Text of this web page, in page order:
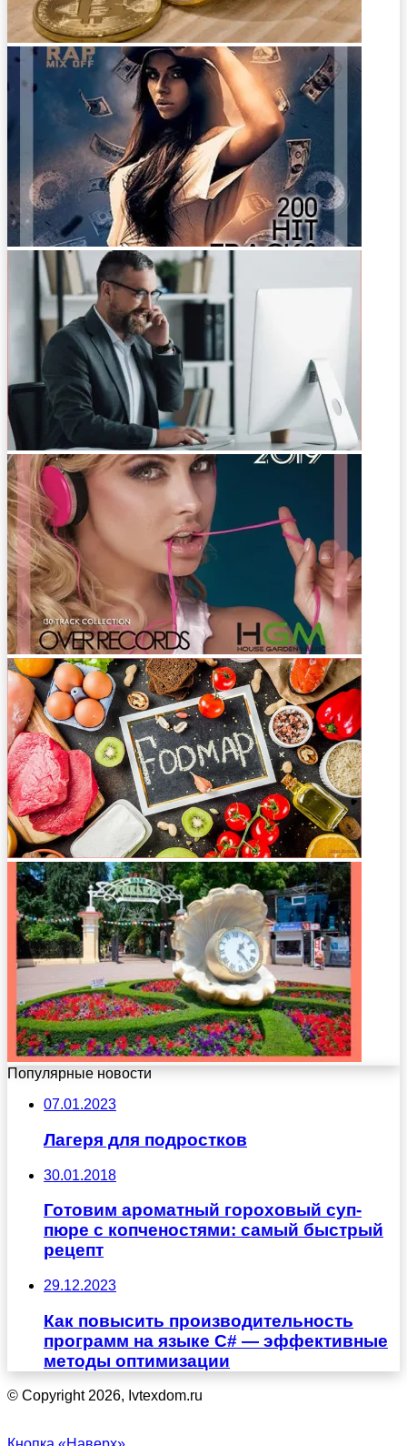
Популярные новости
07.01.2023
Лагеря для подростков
30.01.2018
Готовим ароматный гороховый суп-
пюре с копченостями: самый быстрый
рецепт
29.12.2023
Как повысить производительность
программ на языке С# — эффективные
методы оптимизации
© Copyright 2026, Ivtexdom.ru